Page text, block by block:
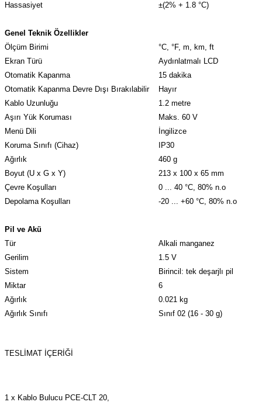
Hassasiyet
±(2% + 1.8 °C)
Genel Teknik Özellikler
Ölçüm Birimi
°C, °F, m, km, ft
Ekran Türü
Aydınlatmalı LCD
Otomatik Kapanma
15 dakika
Otomatik Kapanma Devre Dışı Bırakılabilir
Hayır
Kablo Uzunluğu
1.2 metre
Aşırı Yük Koruması
Maks. 60 V
Menü Dili
İngilizce
Koruma Sınıfı (Cihaz)
IP30
Ağırlık
460 g
Boyut (U x G x Y)
213 x 100 x 65 mm
Çevre Koşulları
0 ... 40 °C, 80% n.o
Depolama Koşulları
-20 ... +60 °C, 80% n.o
Pil ve Akü
Tür
Alkali manganez
Gerilim
1.5 V
Sistem
Birincil: tek deşarjlı pil
Miktar
6
Ağırlık
0.021 kg
Ağırlık Sınıfı
Sınıf 02 (16 - 30 g)
TESLİMAT İÇERİĞİ
1 x Kablo Bulucu PCE-CLT 20,